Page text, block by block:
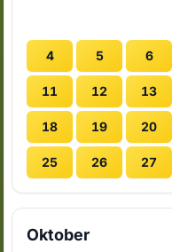
4 5 6
11 12 13
18 19 20
25 26 27
Oktober